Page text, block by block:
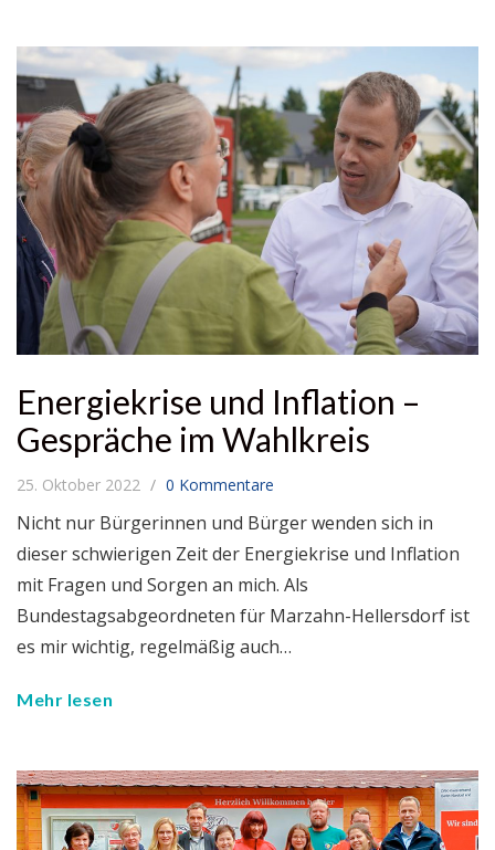
Energiekrise und Inflation –
Gespräche im Wahlkreis
25. Oktober 2022 0 Kommentare
Nicht nur Bürgerinnen und Bürger wenden sich in
dieser schwierigen Zeit der Energiekrise und Inflation
mit Fragen und Sorgen an mich. Als
Bundestagsabgeordneten für Marzahn-Hellersdorf ist
es mir wichtig, regelmäßig auch…
Mehr lesen